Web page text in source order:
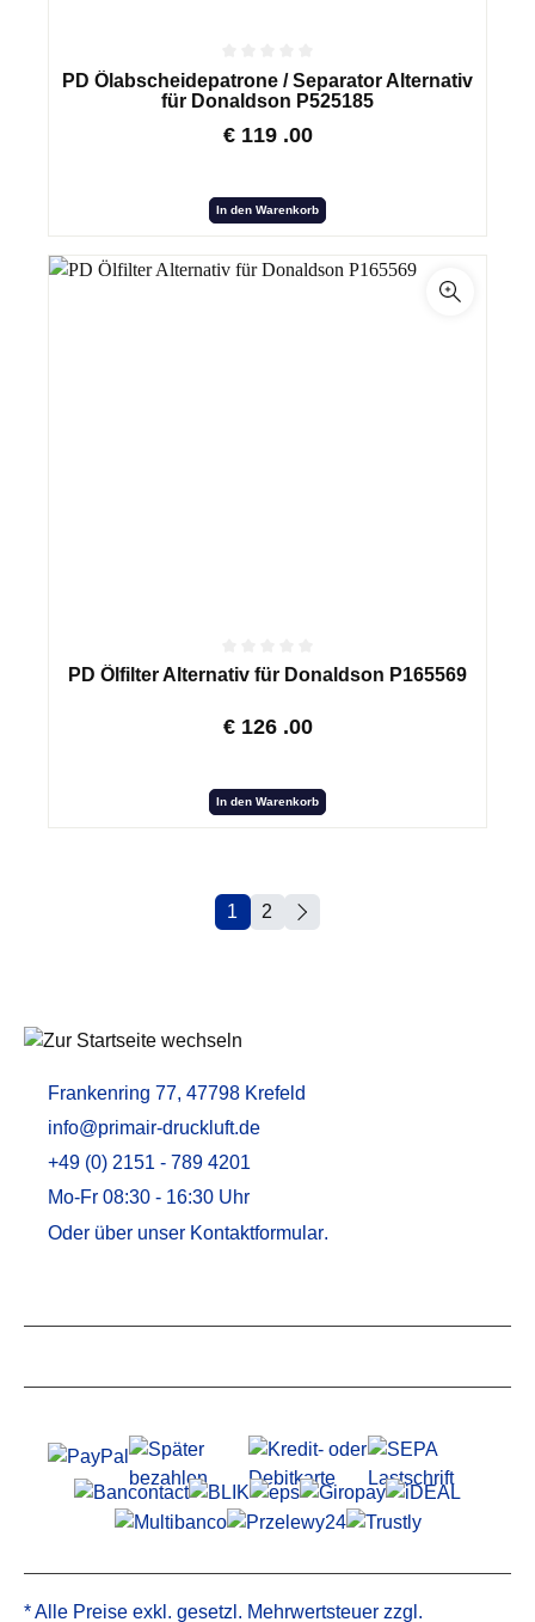
PD Ölabscheidepatrone / Separator Alternativ
für Donaldson P525185
€ 119 .00
In den Warenkorb
PD Ölfilter Alternativ für Donaldson P165569
€ 126 .00
In den Warenkorb
1 2
Frankenring 77, 47798 Krefeld
info@primair-druckluft.de
+49 (0) 2151 - 789 4201
Mo-Fr 08:30 - 16:30 Uhr
Oder über unser Kontaktformular.
* Alle Preise exkl. gesetzl. Mehrwertsteuer zzgl.